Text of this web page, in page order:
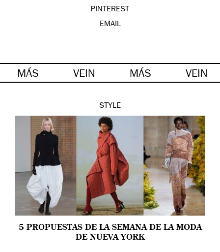
PINTEREST
EMAIL
MÁS VEIN MÁS VEIN
STYLE
5 PROPUESTAS DE LA SEMANA DE LA MODA
DE NUEVA YORK